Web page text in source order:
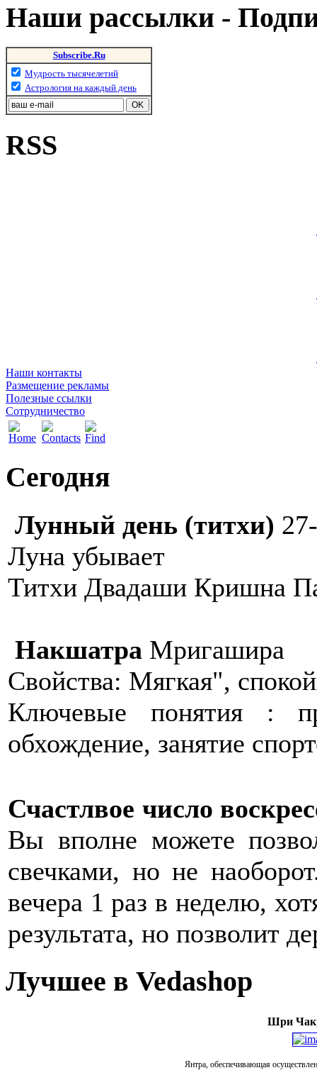
Наши рассылки -
Subscribe.Ru
Мудрость тысячелетий
Астрология на каждый день
RSS
Наши контакты
Размещение рекламы
Полезные ссылки
Сотрудничество
Сегодня
Лунный день (титхи)
Луна убывает
Титхи Двадаши Кришна
Накшатра Мригашира
Свойства: Мягкая",
Ключевые понятия :
обхождение, занятие
Счастлвое число
Вы вполне можете
свечками, но не
вечера 1 раз в неделю,
результата, но позволит
Лучшее в Vedashop
Шри
Янтра, обеспечивающая